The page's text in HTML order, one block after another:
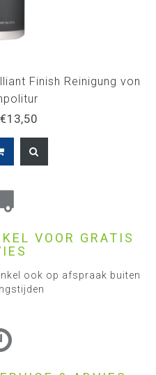
Finish Reinigung von
€13,50
VOOR GRATIS
ook op afspraak buiten